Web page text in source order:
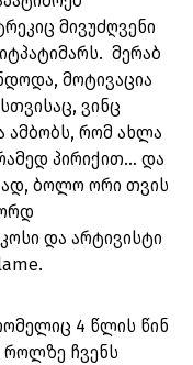
მივუძღვენი
მერაბ
მოტივაცია
ვინც
ამბობს, რომ ახლა
პირიქით… და
ბოლო ორი თვის
და არტივისტი
4 წლის წინ
როლზე ჩვენს